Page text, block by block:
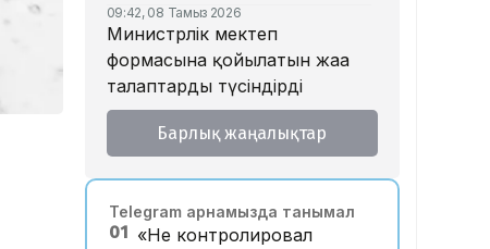
09:42, 08 Тамыз 2026
Министрлік мектеп
формасына қойылатын жаңа
талаптарды түсіндірді
18:46, 07 Тамыз 2026
Тойда уағыз айтып, басы
17:47, 07 Тамыз 2026
Барлық жаңалықтар
Telegram арнамызда танымал
01 «Не контролировал